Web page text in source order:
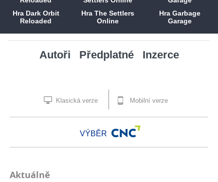
Hra Dark Orbit
Reloaded
Hra The Settlers
Online
Hra Garbage
Garage
Autoři Předplatné Inzerce
Klasická verze Mobilní verze
VÝBĚR
Aktuálně